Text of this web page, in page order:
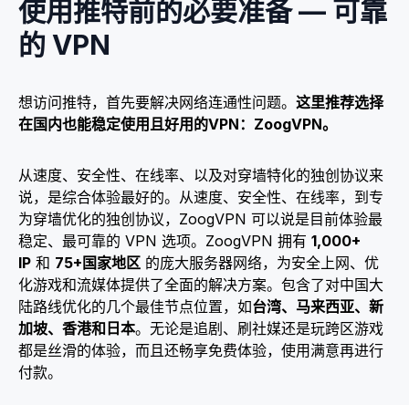
使用推特前的必要准备 — 可靠
的 VPN
想访问推特，首先要解决网络连通性问题。 这里推荐选择
在国内也能稳定使用且好用的VPN：ZoogVPN。
从速度、安全性、在线率、以及对穿墙特化的独创协议来
说，是综合体验最好的。从速度、安全性、在线率，到专
为穿墙优化的独创协议，ZoogVPN 可以说是目前体验最
稳定、最可靠的 VPN 选项。ZoogVPN 拥有 1,000+
IP 和 75+国家地区 的庞大服务器网络，为安全上网、优
化游戏和流媒体提供了全面的解决方案。包含了对中国大
陆路线优化的几个最佳节点位置，如台湾、马来西亚、新
加坡、香港和日本。无论是追剧、刷社媒还是玩跨区游戏
都是丝滑的体验，而且还畅享免费体验，使用满意再进行
付款。